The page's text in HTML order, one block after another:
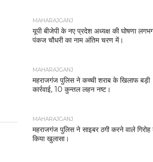
MAHARAJGANJ
यूपी बीजेपी के नए प्रदेश अध्यक्ष की घोषणा
पंकज चौधरी का नाम अंतिम चरण में।
MAHARAJGANJ
महराजगंज पुलिस ने कच्ची शराब के खिलाफ बड़ी
कार्रवाई, 10 कुन्तल लहन नष्ट।
MAHARAJGANJ
महराजगंज पुलिस ने साइबर ठगी करने वाले गिरोह
किया खुलासा।